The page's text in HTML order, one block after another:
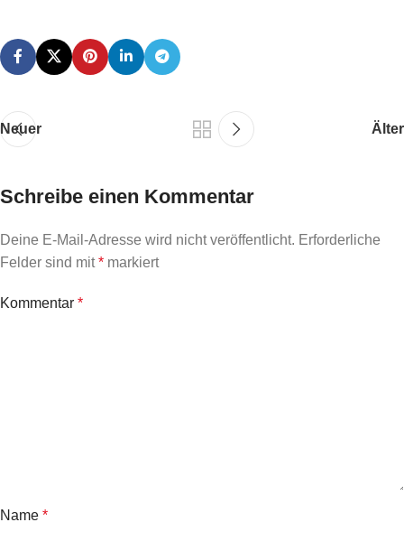
Neuer Älter
Schreibe einen Kommentar
Deine E-Mail-Adresse wird nicht veröffentlicht. Erforderliche
Felder sind mit* markiert
Kommentar *
Name *